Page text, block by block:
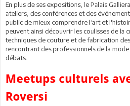
En plus de ses expositions, le Palais
ateliers, des conférences et des
public de mieux comprendre l'art et
peuvent ainsi découvrir les coulisses de la
techniques de couture et de fabrication
rencontrant des professionnels de la
débats.
Meetups culturels
Roversi